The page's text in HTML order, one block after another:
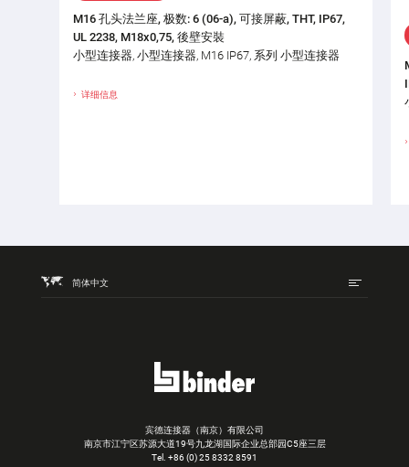
M16 孔头法兰座, 极数: 6 (06-a), 可接屏蔽, THT, IP67,
UL 2238, M18x0,75, 後壁安裝
小型连接器, 小型连接器, M16 IP67, 系列 小型连接器
详细信息
简体中文
宾德连接器（南京）有限公司
南京市江宁区苏源大道19号九龙湖国际企业总部园C5座三层
Tel. +86 (0) 25 8332 8591